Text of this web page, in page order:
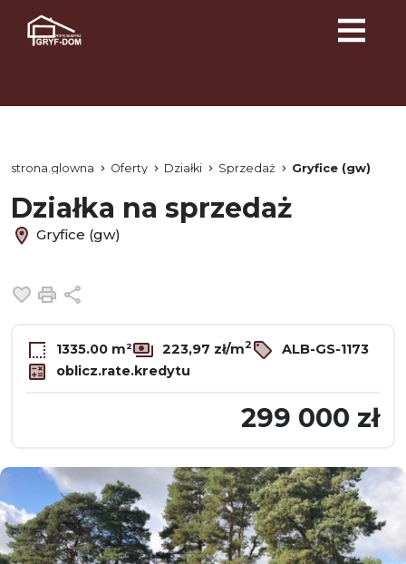
strona.glowna Oferty Działki Sprzedaż Gryfice (gw)
Działka na sprzedaż
Gryfice (gw)
Dodaj do ulubionych
Drukuj
1335.00 m² 223,97 zł/m2
ALB-GS-1173
oblicz.rate.kredytu
299 000 zł